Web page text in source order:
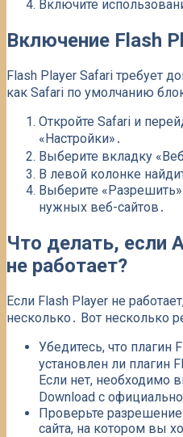
Включите
Включение Flash
Flash Player Safari требует
как Safari по умолчанию
Откройте Safari и
«Настройки»․
Выберите вкладку
В левой колонке
Выберите
нужных веб-сайтов․
Что делать, если
не работает?
Если Flash Player не
несколько․ Вот несколько
Убедитесь, что плагин
установлен ли плагин
Если нет, необходимо
Download с
Проверьте разрешение
сайта, на котором вы